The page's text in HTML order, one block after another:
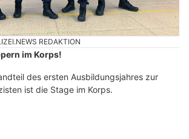
REDAKTION
im Korps!
des ersten Ausbildungsjahres zur
ist die Stage im Korps.